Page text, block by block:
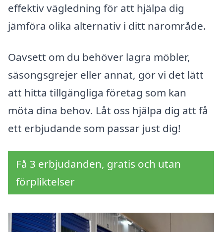
effektiv vägledning för att hjälpa dig
jämföra olika alternativ i ditt närområde.
Oavsett om du behöver lagra möbler,
säsongsgrejer eller annat, gör vi det lätt
att hitta tillgängliga företag som kan
möta dina behov. Låt oss hjälpa dig att få
ett erbjudande som passar just dig!
Få 3 erbjudanden, gratis och utan
förpliktelser